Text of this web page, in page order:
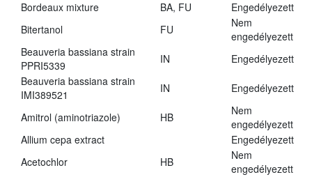
Bordeaux mixture BA, FU
Engedélyezett
Bitertanol
FU
Nem
engedélyezett
Beauveria bassiana strain
PPRI5339
IN
Engedélyezett
Beauveria bassiana strain
IMI389521
IN Engedélyezett
Amitrol (aminotriazole) HB
Nem
engedélyezett
Allium cepa extract
Engedélyezett
Acetochlor
HB
Nem
engedélyezett